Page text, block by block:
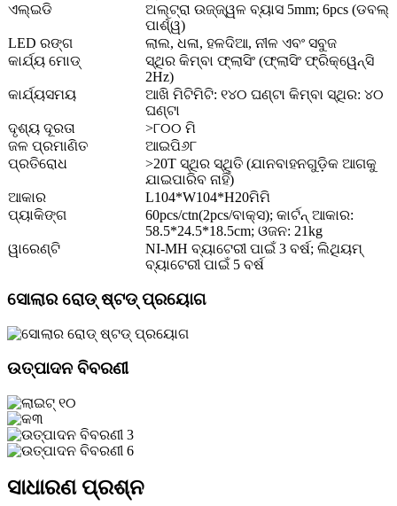
ଏଲ୍ଇଡି
ଅଲ୍ଟ୍ରା ଉଜ୍ଜ୍ୱଳ ବ୍ୟାସ 5mm; 6pcs (ଡବଲ୍
ପାର୍ଶ୍ୱ)
LED ରଙ୍ଗ
ଲାଲ, ଧଳା, ହଳଦିଆ, ନୀଳ ଏବଂ ସବୁଜ
କାର୍ଯ୍ୟ ମୋଡ୍
ସ୍ଥିର କିମ୍ବା ଫ୍ଲାସିଂ (ଫ୍ଲାସିଂ ଫ୍ରିକ୍ୱେନ୍ସି
2Hz)
କାର୍ଯ୍ୟସମୟ
ଆଖି ମିଟିମିଟି: ୧୪୦ ଘଣ୍ଟା କିମ୍ବା ସ୍ଥିର: ୪୦
ଘଣ୍ଟା
ଦୃଶ୍ୟ ଦୂରତା
>୮୦୦ ମି
ଜଳ ପ୍ରମାଣିତ
ଆଇପି୬୮
ପ୍ରତିରୋଧ
>20T ସ୍ଥିର ସ୍ଥିତି (ଯାନବାହନଗୁଡ଼ିକ ଆଗକୁ
ଯାଇପାରିବ ନାହିଁ)
ଆକାର
L104*W104*H20ମିମି
ପ୍ୟାକିଙ୍ଗ
60pcs/ctn(2pcs/ବାକ୍ସ); କାର୍ଟନ୍ ଆକାର:
58.5*24.5*18.5cm; ଓଜନ: 21kg
ୱାରେଣ୍ଟି
NI-MH ବ୍ୟାଟେରୀ ପାଇଁ 3 ବର୍ଷ; ଲିଥିୟମ୍
ବ୍ୟାଟେରୀ ପାଇଁ 5 ବର୍ଷ
ସୋଲାର ରୋଡ୍ ଷ୍ଟଡ୍ ପ୍ରୟୋଗ
ଉତ୍ପାଦନ ବିବରଣୀ
ସାଧାରଣ ପ୍ରଶ୍ନ